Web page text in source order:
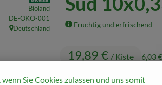
Fruchtig und erfrischend
19,89 € / Kiste 6,03 €
Bioland
, Kontrollstelle:
DE-ÖKO-001
, Herkunft:
Deutschland
wenn Sie Cookies zulassen und uns somit